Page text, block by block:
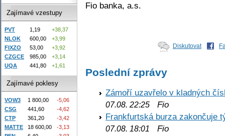
Fio banka, a.s.
Diskutovat
Poslední zprávy
Zámoří uzavřelo v kladných
07.08. 22:25 Fio
Frankfurtská burza zakončuje
07.08. 18:01
Fio
Zajímavé vzestupy
PVT 1,19
+38,37
NLOK
600,00
+3,99
FIXZO
53,00
+3,92
CZGCE
985,00
+3,14
UQA
441,80 +1,61
Zajímavé poklesy
VOW3 1 800,00
-5,06
CSG
441,60
-4,62
CTP
361,20
-3,42
MATTE
18 600,00
-3,13